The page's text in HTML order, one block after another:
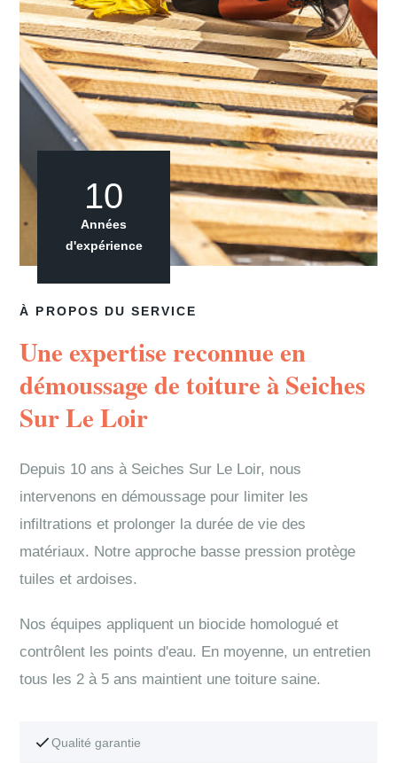
À PROPOS DU SERVICE
Une expertise reconnue en
démoussage de toiture à Seiches
Sur Le Loir
Depuis 10 ans à Seiches Sur Le Loir, nous
intervenons en démoussage pour limiter les
infiltrations et prolonger la durée de vie des
matériaux. Notre approche basse pression protège
tuiles et ardoises.
Nos équipes appliquent un biocide homologué et
contrôlent les points d'eau. En moyenne, un entretien
tous les 2 à 5 ans maintient une toiture saine.
Qualité garantie
10
Années
d'expérience